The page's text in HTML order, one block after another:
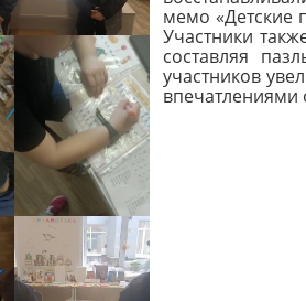
мемо «Детские
Участники
составляя
участников
впечатлениями